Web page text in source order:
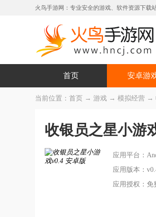
火鸟手游网：专业安全的游戏、软件资源下载
首页 安卓游
当前位置： 首页 → 游戏 → 模拟经营 →
收银员之星小游
应用平台：
应用版本：
应用授权：免